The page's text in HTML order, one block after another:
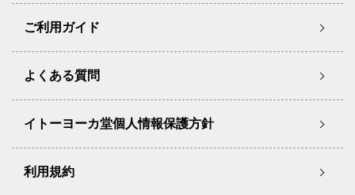
ご利用ガイド
よくある質問
イトーヨーカ堂個人情報保護方針
利用規約